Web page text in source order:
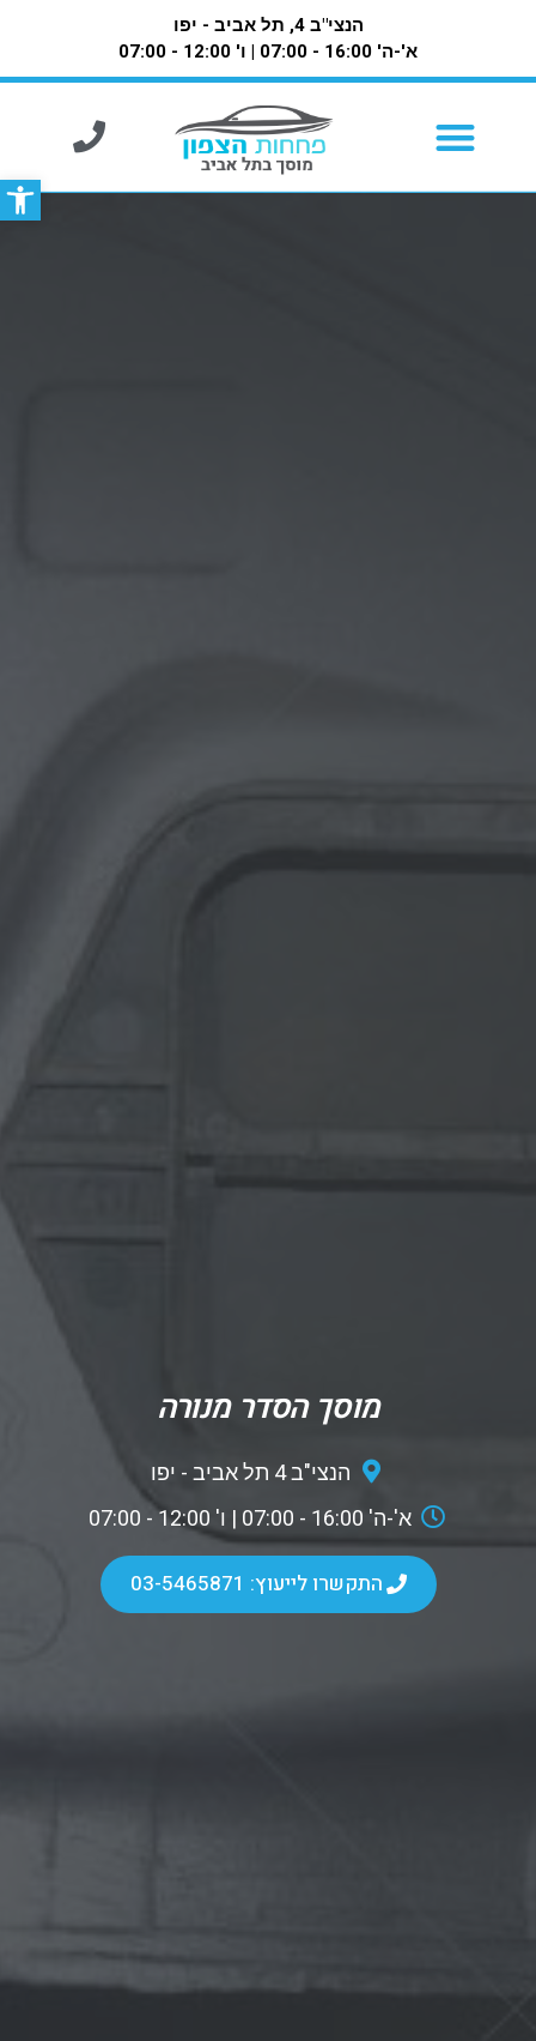
פתח
הנצי"ב 4, תל אביב - יפו
א'-ה' 16:00 - 07:00 | ו' 12:00 - 07:00
מוסך הסדר מנורה
הנצי"ב 4 תל אביב - יפו
א'-ה' 16:00 - 07:00 | ו' 12:00 - 07:00
התקשרו לייעוץ: 03-5465871